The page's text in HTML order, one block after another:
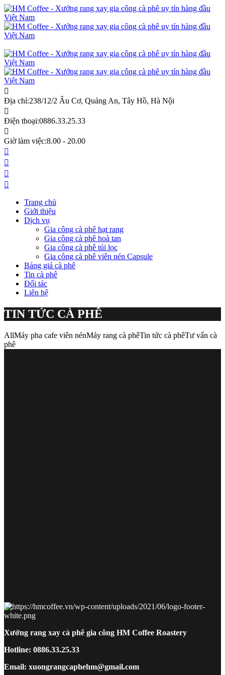
Địa chỉ:238/12/2 Âu Cơ, Quảng An, Tây Hồ, Hà Nội
Điện thoại:0886.33.25.33
Giờ làm việc:8.00 - 20.00
Trang chủ
Giới thiệu
Dịch vụ
Gia công cà phê hạt rang
Gia công cà phê hoà tan
Gia công cà phê túi lọc
Gia công cà phê viên nén Capsule
Bảng giá cà phê
Tin cà phê
Đối tác
Liên hệ
TIN TỨC CÀ PHÊ
AllMáy pha cafe viên nénMáy rang cà phêTin tức cà phêTư vấn cà
phê
Xưởng rang xay cà phê gia công HM Coffee Roastery
Hotline: 0886.33.25.33
Email: xuongrangcaphehm@gmail.com